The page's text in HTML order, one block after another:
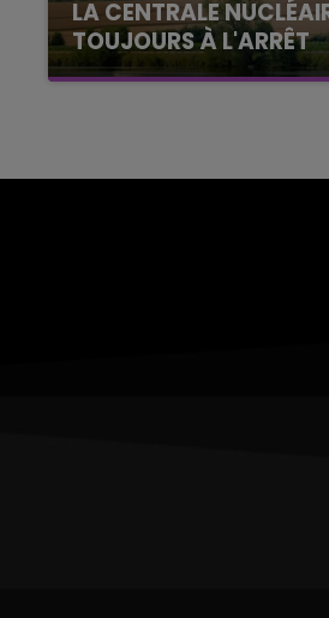
LA CENTRALE
TOUJOURS À L'ARRÊT
Cela fait déjà une